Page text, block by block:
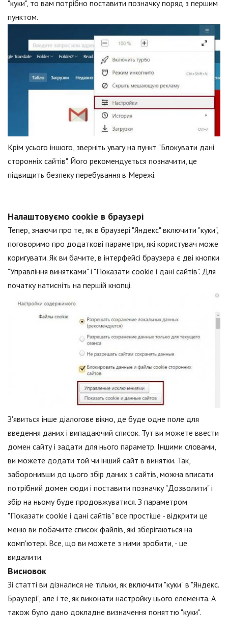
"куки", то вам потрібно поставити позначку поряд з першим
пунктом.
Крім усього іншого, зверніть увагу на пункт "Блокувати дані
сторонніх сайтів". Його рекомендується позначити, це
підвищить безпеку перебування в Мережі.
Налаштовуємо cookie в браузері
Тепер, знаючи про те, як в браузері "Яндекс" включити "куки",
поговоримо про додаткові параметри, які користувач може
коригувати. Як ви бачите, в інтерфейсі браузера є дві кнопки
"Управління винятками" і "Показати cookie і дані сайтів". Для
початку натисніть на першій кнопці.
З'явиться інше діалогове вікно, де буде одне поле для
введення даних і випадаючий список. Тут ви можете ввести
домен сайту і задати для нього параметр. Іншими словами,
ви можете додати той чи інший сайт в винятки. Так,
заборонивши до цього збір даних з сайтів, можна вписати
потрібний домен сюди і поставити позначку "Дозволити" і
збір на ньому буде продовжуватися. З параметром
"Показати cookie і дані сайтів" все простіше - відкрити це
меню ви побачите список файлів, які зберігаються на
комп'ютері. Все, що ви можете з ними зробити, - це
видалити.
Висновок
Зі статті ви дізналися не тільки, як включити "куки" в "Яндекс.
Браузері", але і те, як виконати настройку цього елемента. А
також було дано докладне визначення поняттю "куки".